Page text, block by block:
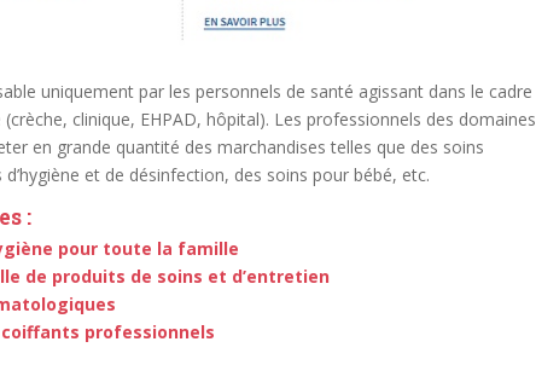
uniquement par les personnels de santé agissant dans le cadre
clinique, EHPAD, hôpital). Les professionnels des domaines
en grande quantité des marchandises telles que des soins
et de désinfection, des soins pour bébé, etc.
:
pour toute la famille
de produits de soins et d’entretien
professionnels